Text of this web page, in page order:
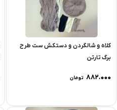
کلاه و شالگردن و دستکش ست طرح
برگ تارتن
۸۸۲.۰۰۰ تومان